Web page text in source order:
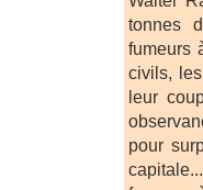
tonnes
fumeurs
civils,
leur
pour